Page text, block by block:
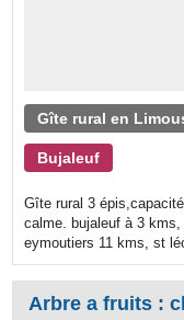
Gîte rural en
Bujaleuf
Gîte rural 3
calme. bujaleuf à 3
eymoutiers 11 kms, st
Arbre a fruits :